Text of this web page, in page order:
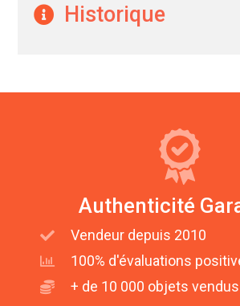
Historique
Authenticité
Vendeur depuis 2010
100% d'évaluations
+ de 10 000 objets vendus